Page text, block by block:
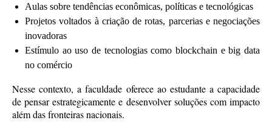
Aulas sobre tendências econômicas, políticas e tecnológicas
Projetos voltados à criação de rotas, parcerias e negociações
inovadoras
Estímulo ao uso de tecnologias como blockchain e big data
no comércio
Nesse contexto, a faculdade oferece ao estudante a capacidade
de pensar estrategicamente e desenvolver soluções com impacto
além das fronteiras nacionais.